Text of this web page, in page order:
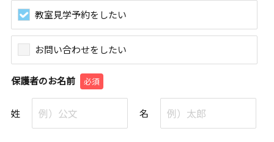
教室見学予約をしたい
お問い合わせをしたい
保護者のお名前 必須
姓 名